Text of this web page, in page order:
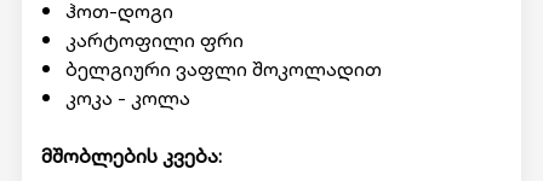
ჰოთ-დოგი
კარტოფილი ფრი
ბელგიური ვაფლი შოკოლადით
კოკა - კოლა
მშობლების კვება: